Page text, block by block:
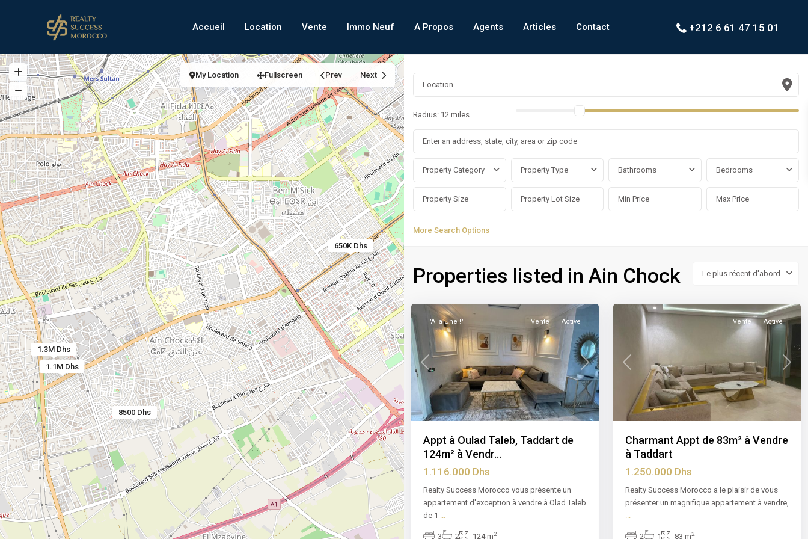
Accueil Location Vente Immo Neuf A Propos Agents Articles Contact +212 6 61 47 15 01
1.1M Dhs
1.3M Dhs
650K Dhs
8500 Dhs
My Location Fullscreen Prev Next
Radius: 12 miles
Property Category Property Type Bathrooms Bedrooms
More Search Options
Le plus récent d'abord
Properties listed in Ain Chock
15
Chock
Previous Next
"A la Une !" Vente Active
Appt à Oulad Taleb, Taddart de
124m² à Vendr...
1.116.000 Dhs
Realty Success Morocco vous présente un
appartement d'exception à vendre à Olad Taleb
de 1
3 2 124 m2
Chock ,
Previous Next
Vente Active
Charmant Appt de 83m² à Vendre
à Taddart
1.250.000 Dhs
Realty Success Morocco a le plaisir de vous
présenter un magnifique appartement à vendre,
2 1 83 m2